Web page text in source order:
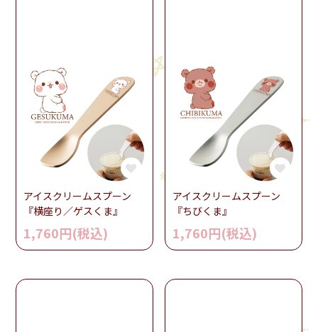
アイスクリームスプーン
『横座り／ゲスくま』
1,760円(税込)
アイスクリームスプーン
『ちびくま』
1,760円(税込)